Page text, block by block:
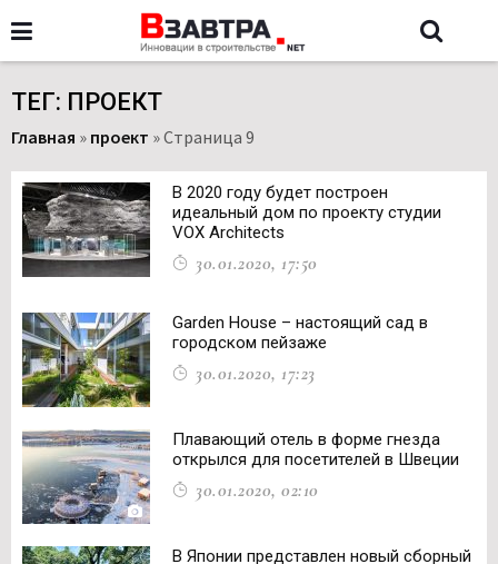
ТЕГ: ПРОЕКТ
Главная » проект »Страница 9
В 2020 году будет построен
идеальный дом по проекту студии
VOX Architects
30.01.2020, 17:50
Garden House – настоящий сад в
городском пейзаже
30.01.2020, 17:23
Плавающий отель в форме гнезда
открылся для посетителей в Швеции
30.01.2020, 02:10
В Японии представлен новый сборный